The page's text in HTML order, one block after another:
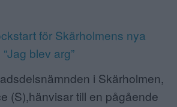
för Skärholmens nya
blev arg”
i Skärholmen,
(S),hänvisar till en pågående